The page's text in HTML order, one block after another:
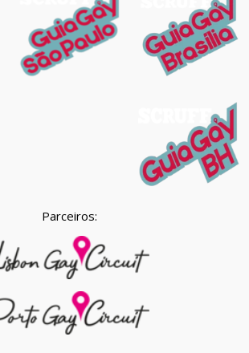
Parceiros: